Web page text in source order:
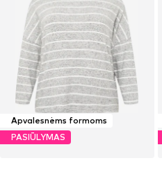
Apvalesnėms formoms
PASIŪLYMAS